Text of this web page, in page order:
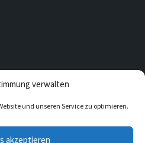
verwalten
und unseren Service zu optimieren.
akzeptieren